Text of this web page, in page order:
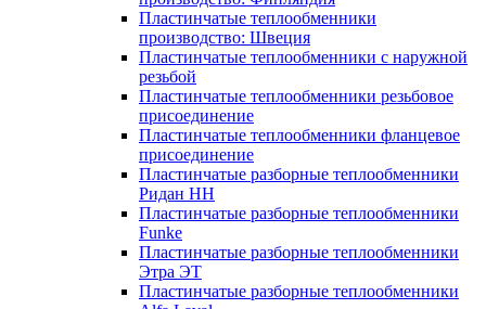
Пластинчатые теплообменники
производство: Швеция
Пластинчатые теплообменники с наружной
резьбой
Пластинчатые теплообменники резьбовое
присоединение
Пластинчатые теплообменники фланцевое
присоединение
Пластинчатые разборные теплообменники
Ридан НН
Пластинчатые разборные теплообменники
Funke
Пластинчатые разборные теплообменники
Этра ЭТ
Пластинчатые разборные теплообменники